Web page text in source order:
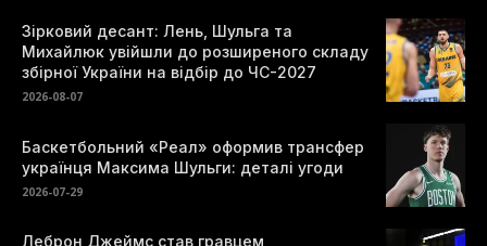
Зірковий десант: Лень, Шульга та
Михайлюк увійшли до розширеного складу
збірної України на відбір до ЧС-2027
2026-08-07
Баскетбольний «Реал» оформив трансфер
українця Максима Шульги: деталі угоди
2026-07-29
Леброн Джеймс став гравцем